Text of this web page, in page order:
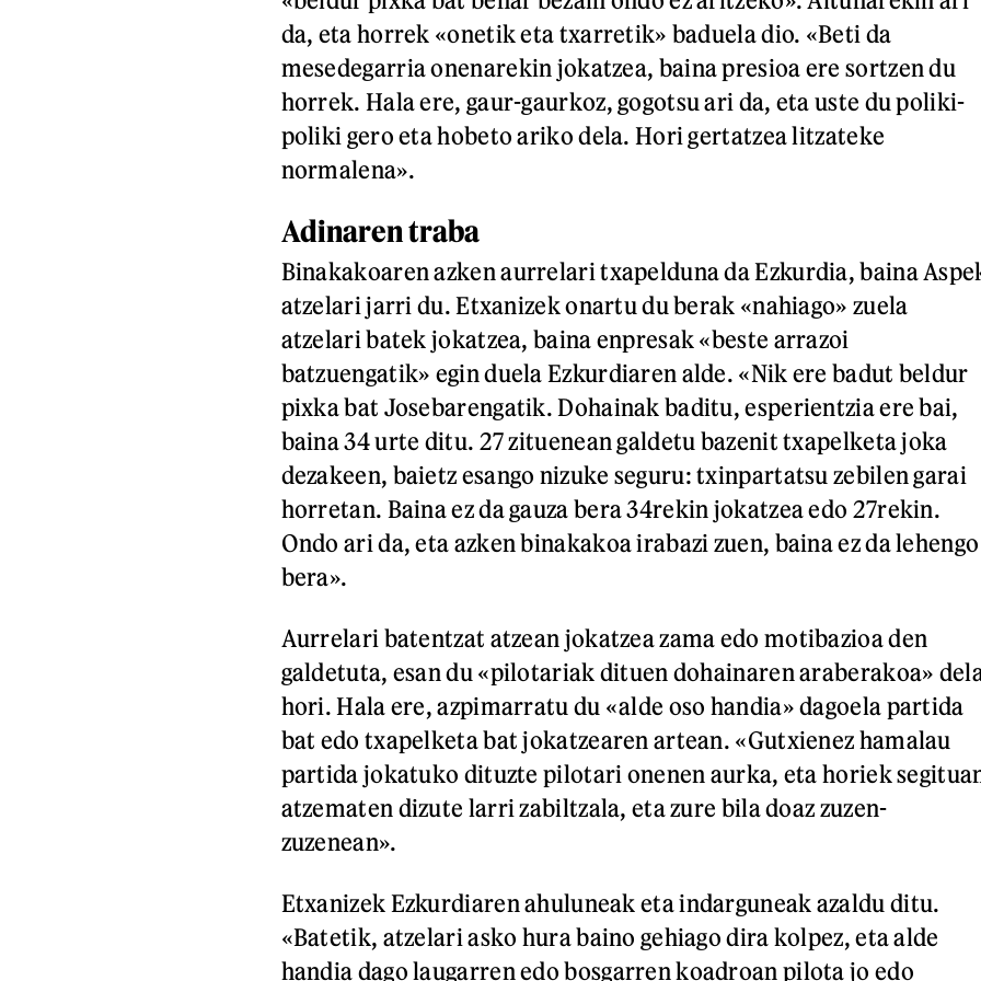
da, eta horrek «onetik eta txarretik» baduela dio. «Beti da
mesedegarria onenarekin jokatzea, baina presioa ere sortzen du
horrek. Hala ere, gaur-gaurkoz, gogotsu ari da, eta uste du poliki-
poliki gero eta hobeto ariko dela. Hori gertatzea litzateke
normalena».
Adinaren traba
Binakakoaren azken aurrelari txapelduna da Ezkurdia, baina
atzelari jarri du. Etxanizek onartu du berak «nahiago» zuela
atzelari batek jokatzea, baina enpresak «beste arrazoi
batzuengatik» egin duela Ezkurdiaren alde. «Nik ere badut beldur
pixka bat Josebarengatik. Dohainak baditu, esperientzia ere bai,
baina 34 urte ditu. 27 zituenean galdetu bazenit txapelketa joka
dezakeen, baietz esango nizuke seguru: txinpartatsu zebilen garai
horretan. Baina ez da gauza bera 34rekin jokatzea edo 27rekin.
Ondo ari da, eta azken binakakoa irabazi zuen, baina ez da lehengo
bera».
Aurrelari batentzat atzean jokatzea zama edo motibazioa den
galdetuta, esan du «pilotariak dituen dohainaren araberakoa»
hori. Hala ere, azpimarratu du «alde oso handia» dagoela partida
bat edo txapelketa bat jokatzearen artean. «Gutxienez hamalau
partida jokatuko dituzte pilotari onenen aurka, eta horiek
atzematen dizute larri zabiltzala, eta zure bila doaz zuzen-
zuzenean».
Etxanizek Ezkurdiaren ahuluneak eta indarguneak azaldu ditu.
«Batetik, atzelari asko hura baino gehiago dira kolpez, eta alde
handia dago laugarren edo bosgarren koadroan pilota jo edo